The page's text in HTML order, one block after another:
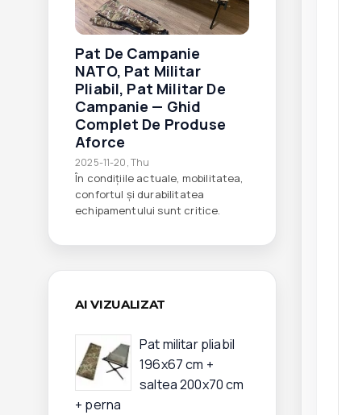
Pat De Campanie
NATO, Pat Militar
Pliabil, Pat Militar De
Campanie — Ghid
Complet De Produse
Aforce
2025-11-20, Thu
În condițiile actuale, mobilitatea,
confortul și durabilitatea
echipamentului sunt critice.
AI VIZUALIZAT
Pat militar pliabil
196x67 cm +
saltea 200x70 cm
+ perna